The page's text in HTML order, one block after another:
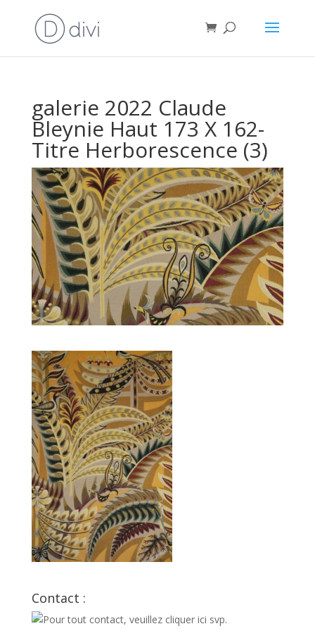
galerie 2022 Claude
Bleynie Haut 173 X 162-
Titre Herborescence (3)
Contact :